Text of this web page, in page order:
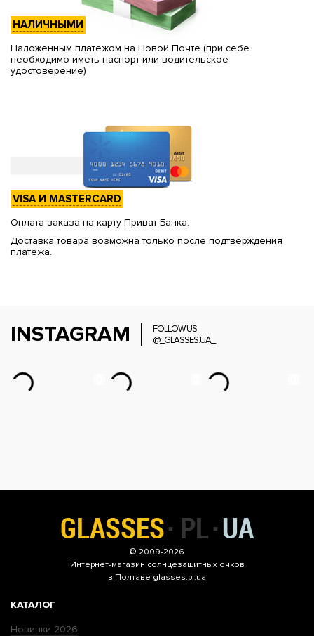
НАЛИЧНЫМИ
Наложенным платежом на Новой Почте (при себе
необходимо иметь паспорт или водительское
удостоверение)
VISA И MASTERCARD
Оплата заказа на карту Приват Банка.
Доставка товара возможна только после подтверждения
платежа.
INSTAGRAM
FOLLOW US
@_GLASSES.UA_
© 2009-2026
Интернет-магазин солнцезащитных очков
в Полтаве glasses.pl.ua
КАТАЛОГ
Новинки 2026